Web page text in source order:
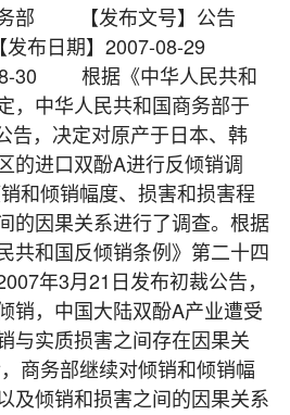
部 【发布文号】公告
布日期】2007-08-29
08-30 根据《中华人民共和
，中华人民共和国商务部于
告，决定对原产于日本、韩
的进口双酚A进行反倾销调
倾销幅度、损害和损害程
的因果关系进行了调查。根据
共和国反倾销条例》第二十四
年3月21日发布初裁公告，
销，中国大陆双酚A产业遭受
与实质损害之间存在因果关
务部继续对倾销和倾销幅
及倾销和损害之间的因果关系